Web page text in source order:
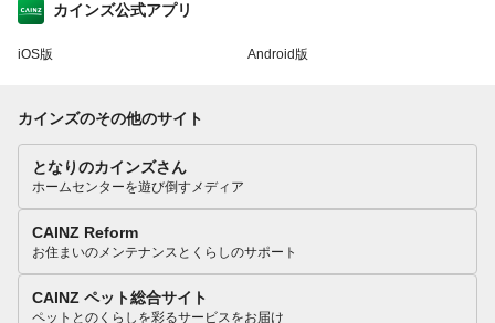
カインズ公式アプリ
iOS版 Android版
カインズのその他のサイト
となりのカインズさん
ホームセンターを遊び倒すメディア
CAINZ Reform
お住まいのメンテナンスとくらしのサポート
CAINZ ペット総合サイト
ペットとのくらしを彩るサービスをお届け